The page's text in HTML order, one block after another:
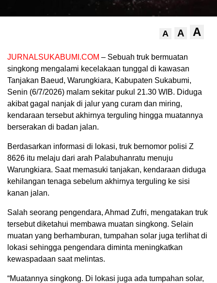
A A A
JURNALSUKABUMI.COM – Sebuah truk bermuatan
singkong mengalami kecelakaan tunggal di kawasan
Tanjakan Baeud, Warungkiara, Kabupaten Sukabumi,
Senin (6/7/2026) malam sekitar pukul 21.30 WIB. Diduga
akibat gagal nanjak di jalur yang curam dan miring,
kendaraan tersebut akhirnya terguling hingga muatannya
berserakan di badan jalan.
Berdasarkan informasi di lokasi, truk bernomor polisi Z
8626 itu melaju dari arah Palabuhanratu menuju
Warungkiara. Saat memasuki tanjakan, kendaraan diduga
kehilangan tenaga sebelum akhirnya terguling ke sisi
kanan jalan.
Salah seorang pengendara, Ahmad Zufri, mengatakan truk
tersebut diketahui membawa muatan singkong. Selain
muatan yang berhamburan, tumpahan solar juga terlihat di
lokasi sehingga pengendara diminta meningkatkan
kewaspadaan saat melintas.
“Muatannya singkong. Di lokasi juga ada tumpahan solar,